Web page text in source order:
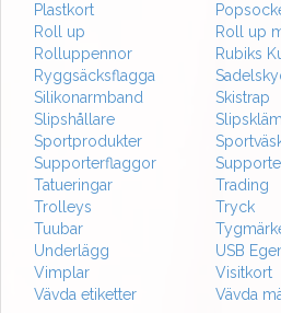
Plastkort
Roll up
Roll up
Rolluppennor
Rubiks
Ryggsäcksflagga
Silikonarmband
Skistrap
Slipshållare
Sportprodukter
Supporterflaggor
Tatueringar
Trading
Trolleys
Tryck
Tuubar
Underlägg
USB
Vimplar
Visitkort
Vävda etiketter
Vävda